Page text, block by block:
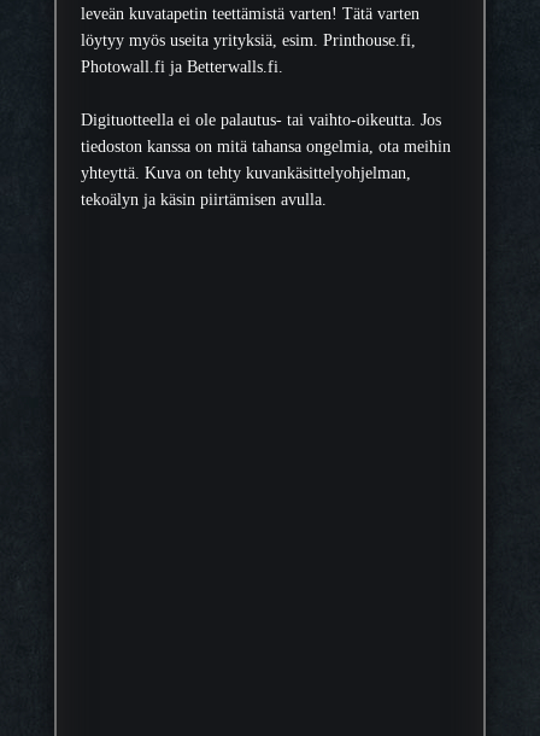
leveän kuvatapetin teettämistä varten! Tätä varten
löytyy myös useita yrityksiä, esim. Printhouse.fi,
Photowall.fi ja Betterwalls.fi.
Digituotteella ei ole palautus- tai vaihto-oikeutta. Jos
tiedoston kanssa on mitä tahansa ongelmia, ota meihin
yhteyttä. Kuva on tehty kuvankäsittelyohjelman,
tekoälyn ja käsin piirtämisen avulla.